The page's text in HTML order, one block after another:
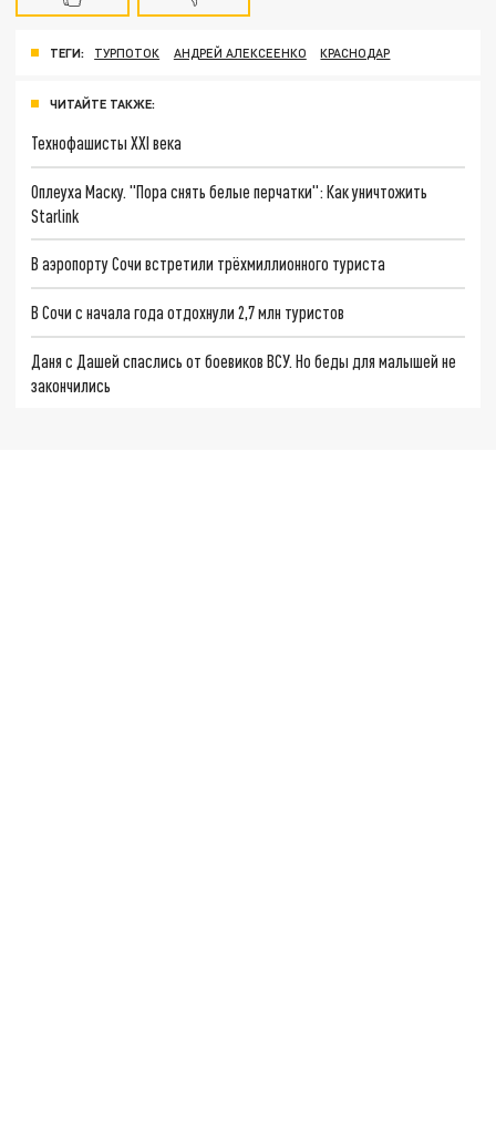
ТЕГИ: ТУРПОТОК АНДРЕЙ АЛЕКСЕЕНКО КРАСНОДАР
ЧИТАЙТЕ ТАКЖЕ:
Технофашисты XXI века
Оплеуха Маску. "Пора снять белые перчатки": Как уничтожить
Starlink
В аэропорту Сочи встретили трёхмиллионного туриста
В Сочи с начала года отдохнули 2,7 млн туристов
Даня с Дашей спаслись от боевиков ВСУ. Но беды для малышей не
закончились